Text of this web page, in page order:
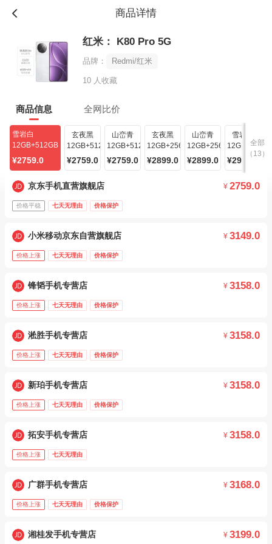
商品详情
红米： K80 Pro 5G
品牌： Redmi/红米
10 人收藏
商品信息 全网比价
雪岩白
12GB+512GB
¥2759.0
玄夜黑
12GB+512GB
¥2759.0
山峦青
12GB+512GB
¥2759.0
玄夜黑
12GB+256GB
¥2899.0
山峦青
12GB+256GB
¥2899.0
雪岩白
¥2948.0
全部
（13）
京东手机直营旗舰店 ¥ 2759.0
价格平稳 七天无理由 价格保护
小米移动京东自营旗舰店 ¥ 3149.0
价格上涨 七天无理由 价格保护
锋韬手机专营店 ¥ 3158.0
价格上涨 七天无理由 价格保护
淞胜手机专营店 ¥ 3158.0
价格上涨 七天无理由 价格保护
新珀手机专营店 ¥ 3158.0
价格上涨 七天无理由 价格保护
拓安手机专营店 ¥ 3158.0
价格上涨 七天无理由
广群手机专营店 ¥ 3168.0
价格上涨 七天无理由 价格保护
湘桂发手机专营店 ¥ 3199.0